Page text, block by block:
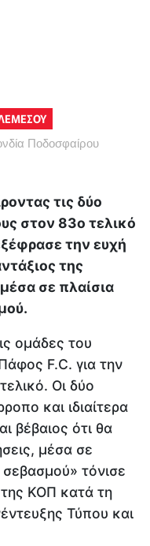
Ποδοσφαίρου
τις δύο
στον 83ο τελικό
την ευχή
της
μέσα σε πλαίσια
ομάδες του
F.C. για την
Οι δύο
και ιδιαίτερα
βέβαιος ότι θα
μέσα σε
τόνισε
ΚΟΠ κατά τη
Τύπου και